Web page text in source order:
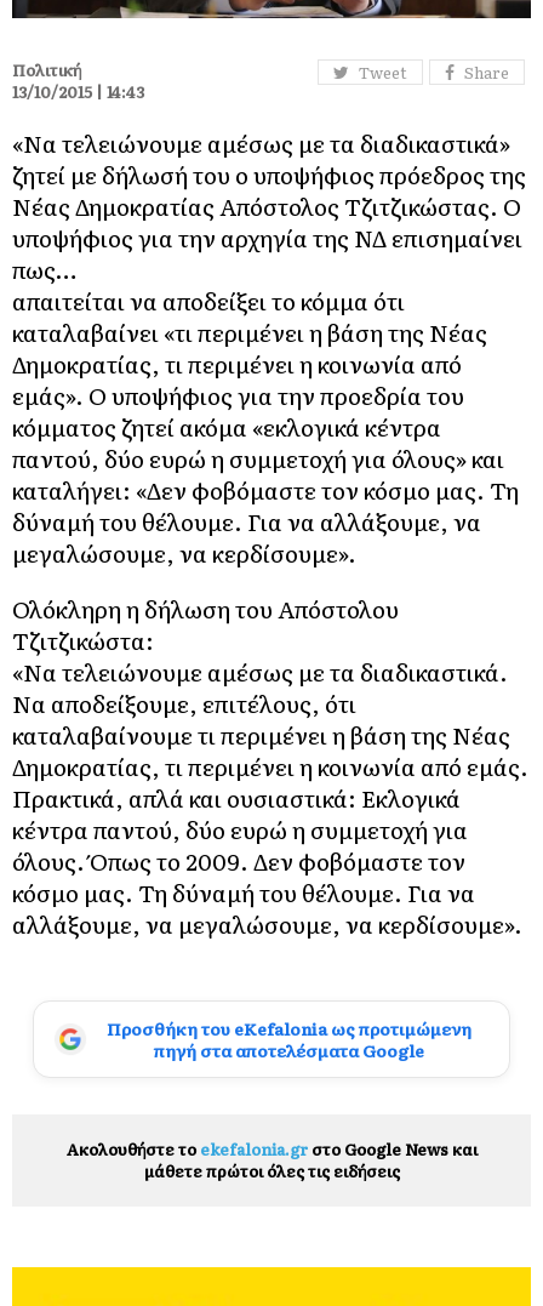
Tweet Share
Πολιτική
13/10/2015 | 14:43
«Να τελειώνουμε αμέσως με τα διαδικαστικά»
ζητεί με δήλωσή του ο υποψήφιος πρόεδρος της
Νέας Δημοκρατίας Απόστολος Τζιτζικώστας. Ο
υποψήφιος για την αρχηγία της ΝΔ επισημαίνει
πως…
απαιτείται να αποδείξει το κόμμα ότι
καταλαβαίνει «τι περιμένει η βάση της Νέας
Δημοκρατίας, τι περιμένει η κοινωνία από
εμάς». Ο υποψήφιος για την προεδρία του
κόμματος ζητεί ακόμα «εκλογικά κέντρα
παντού, δύο ευρώ η συμμετοχή για όλους» και
καταλήγει: «Δεν φοβόμαστε τον κόσμο μας. Τη
δύναμή του θέλουμε. Για να αλλάξουμε, να
μεγαλώσουμε, να κερδίσουμε».
Ολόκληρη η δήλωση του Απόστολου
Τζιτζικώστα:
«Να τελειώνουμε αμέσως με τα διαδικαστικά.
Να αποδείξουμε, επιτέλους, ότι
καταλαβαίνουμε τι περιμένει η βάση της Νέας
Δημοκρατίας, τι περιμένει η κοινωνία από εμάς.
Πρακτικά, απλά και ουσιαστικά: Εκλογικά
κέντρα παντού, δύο ευρώ η συμμετοχή για
όλους. Όπως το 2009. Δεν φοβόμαστε τον
κόσμο μας. Τη δύναμή του θέλουμε. Για να
αλλάξουμε, να μεγαλώσουμε, να κερδίσουμε».
Προσθήκη του eKefalonia ως προτιμώμενη
πηγή στα αποτελέσματα Google
Ακολουθήστε το ekefalonia.grστο Google News και
μάθετε πρώτοι όλες τις ειδήσεις